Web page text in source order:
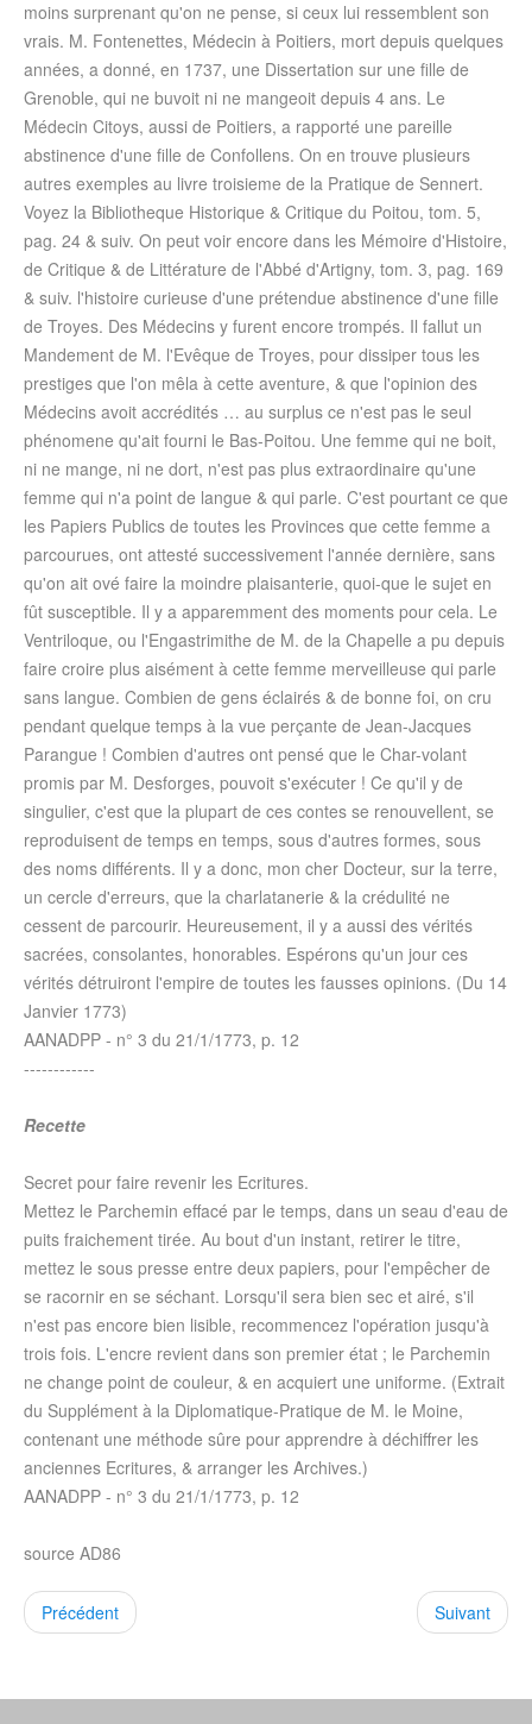
moins surprenant qu'on ne pense, si ceux lui ressemblent son
vrais. M. Fontenettes, Médecin à Poitiers, mort depuis quelques
années, a donné, en 1737, une Dissertation sur une fille de
Grenoble, qui ne buvoit ni ne mangeoit depuis 4 ans. Le
Médecin Citoys, aussi de Poitiers, a rapporté une pareille
abstinence d'une fille de Confollens. On en trouve plusieurs
autres exemples au livre troisieme de la Pratique de Sennert.
Voyez la Bibliotheque Historique & Critique du Poitou, tom. 5,
pag. 24 & suiv. On peut voir encore dans les Mémoire d'Histoire,
de Critique & de Littérature de l'Abbé d'Artigny, tom. 3, pag. 169
& suiv. l'histoire curieuse d'une prétendue abstinence d'une fille
de Troyes. Des Médecins y furent encore trompés. Il fallut un
Mandement de M. l'Evêque de Troyes, pour dissiper tous les
prestiges que l'on mêla à cette aventure, & que l'opinion des
Médecins avoit accrédités … au surplus ce n'est pas le seul
phénomene qu'ait fourni le Bas-Poitou. Une femme qui ne boit,
ni ne mange, ni ne dort, n'est pas plus extraordinaire qu'une
femme qui n'a point de langue & qui parle. C'est pourtant ce que
les Papiers Publics de toutes les Provinces que cette femme a
parcourues, ont attesté successivement l'année dernière, sans
qu'on ait ové faire la moindre plaisanterie, quoi-que le sujet en
fût susceptible. Il y a apparemment des moments pour cela. Le
Ventriloque, ou l'Engastrimithe de M. de la Chapelle a pu depuis
faire croire plus aisément à cette femme merveilleuse qui parle
sans langue. Combien de gens éclairés & de bonne foi, on cru
pendant quelque temps à la vue perçante de Jean-Jacques
Parangue ! Combien d'autres ont pensé que le Char-volant
promis par M. Desforges, pouvoit s'exécuter ! Ce qu'il y de
singulier, c'est que la plupart de ces contes se renouvellent, se
reproduisent de temps en temps, sous d'autres formes, sous
des noms différents. Il y a donc, mon cher Docteur, sur la terre,
un cercle d'erreurs, que la charlatanerie & la crédulité ne
cessent de parcourir. Heureusement, il y a aussi des vérités
sacrées, consolantes, honorables. Espérons qu'un jour ces
vérités détruiront l'empire de toutes les fausses opinions. (Du 14
Janvier 1773)
AANADPP - n° 3 du 21/1/1773, p. 12
------------
Recette
Secret pour faire revenir les Ecritures.
Mettez le Parchemin effacé par le temps, dans un seau d'eau de
puits fraichement tirée. Au bout d'un instant, retirer le titre,
mettez le sous presse entre deux papiers, pour l'empêcher de
se racornir en se séchant. Lorsqu'il sera bien sec et airé, s'il
n'est pas encore bien lisible, recommencez l'opération jusqu'à
trois fois. L'encre revient dans son premier état ; le Parchemin
ne change point de couleur, & en acquiert une uniforme. (Extrait
du Supplément à la Diplomatique-Pratique de M. le Moine,
contenant une méthode sûre pour apprendre à déchiffrer les
anciennes Ecritures, & arranger les Archives.)
AANADPP - n° 3 du 21/1/1773, p. 12
source AD86
Précédent Suivant